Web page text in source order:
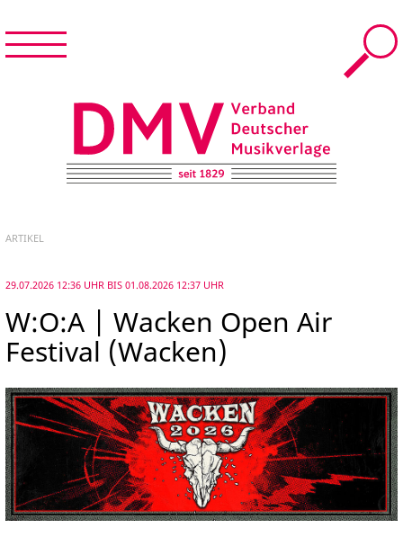
START
NEWS & TERMINE
DER DMV
MUSIKVERLAGE
FÜR MITGLIEDER
PRESSE
ARTIKEL
29.07.2026 12:36 UHR BIS 01.08.2026 12:37 UHR
W:O:A | Wacken Open Air
Festival (Wacken)